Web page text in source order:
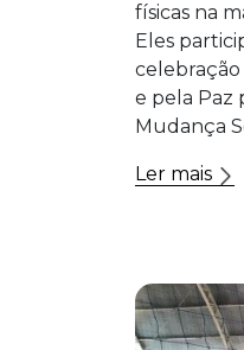
físicas na
Eles
e pela Paz
Mudança
Ler mais